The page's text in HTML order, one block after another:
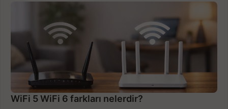
WiFi 5 WiFi 6 farkları nelerdir?